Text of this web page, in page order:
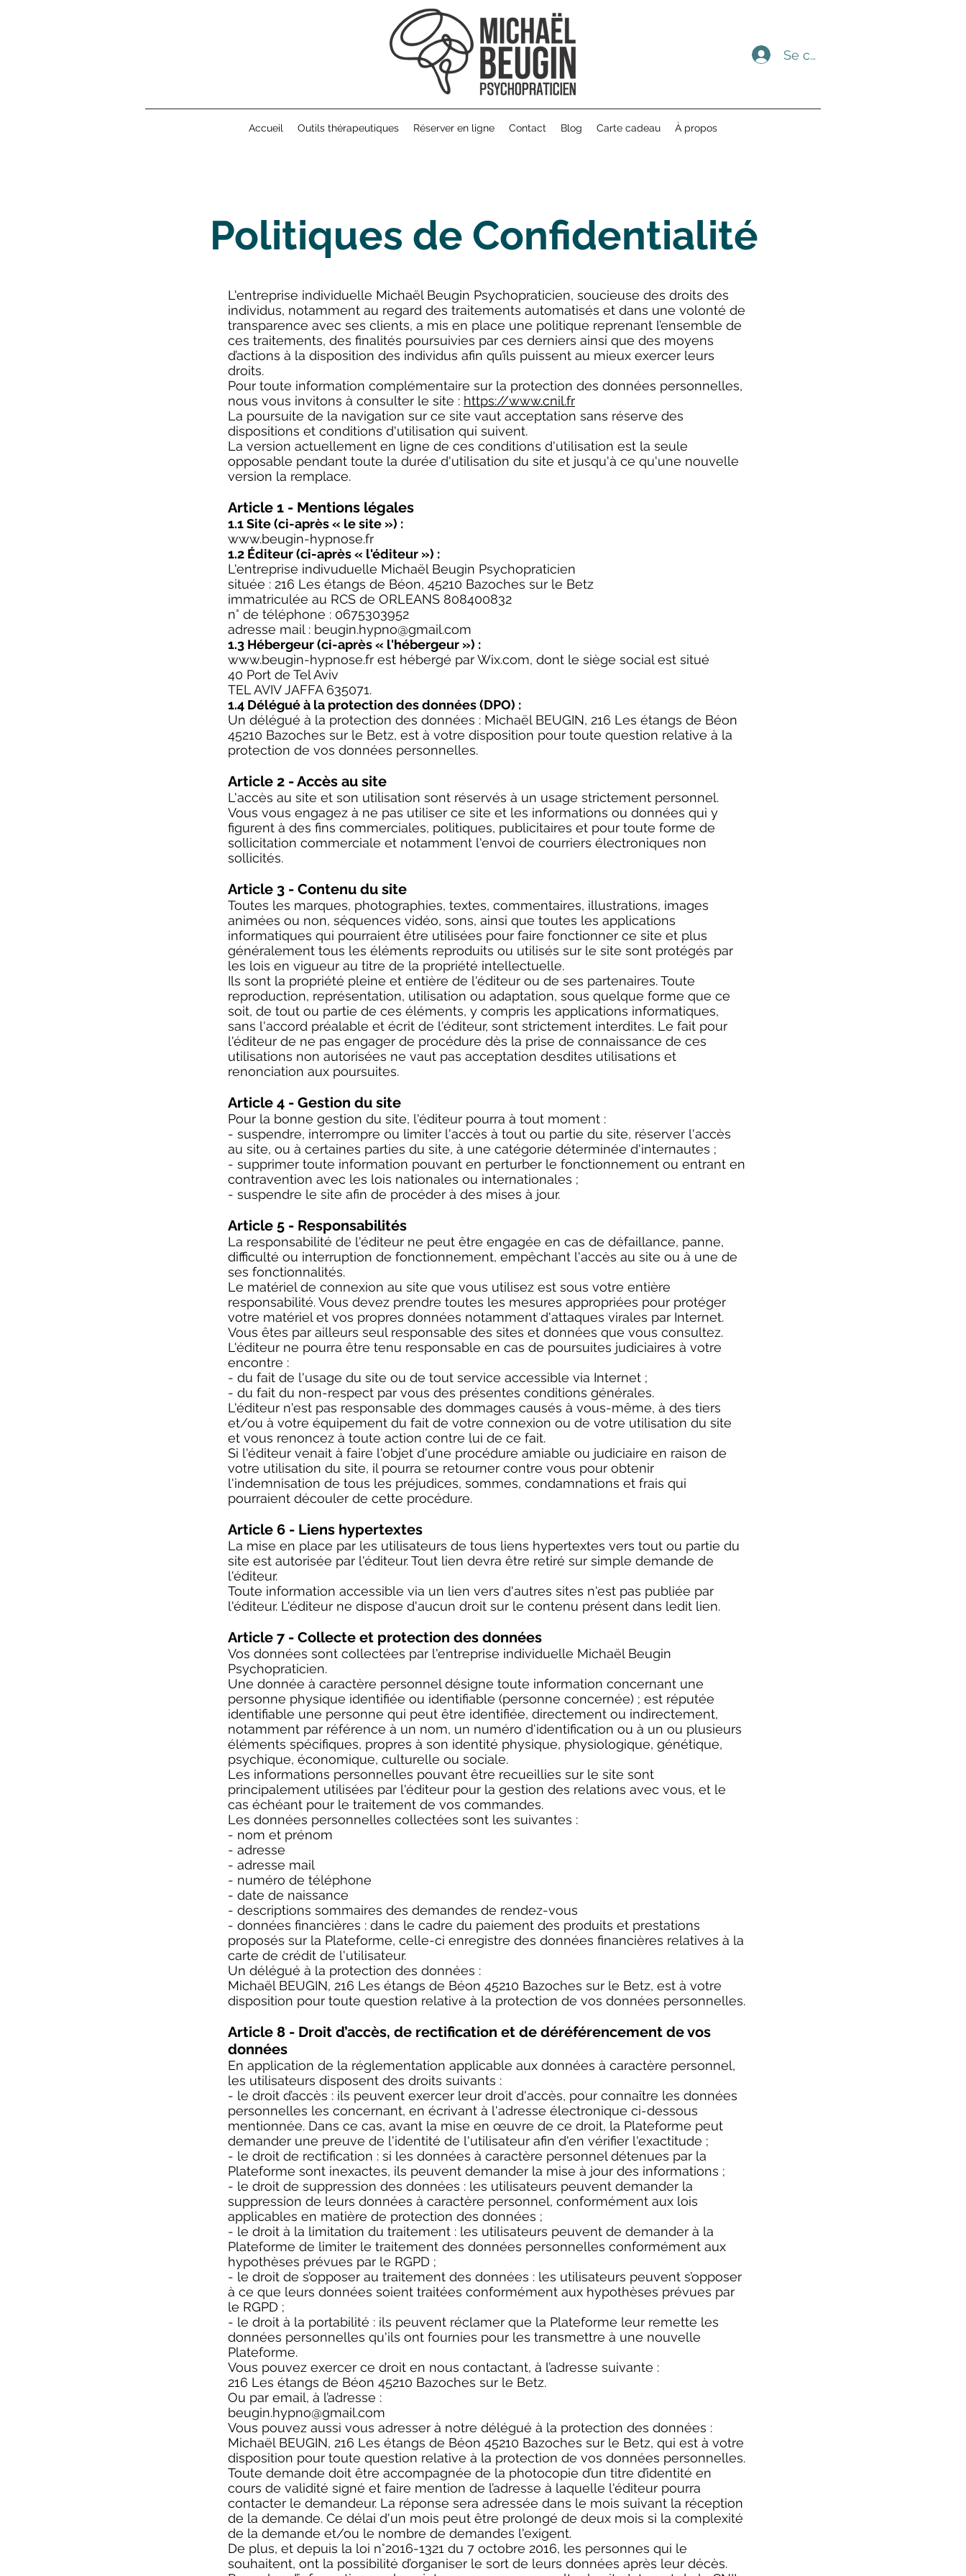
Se connecter
Accueil Outils thérapeutiques Réserver en ligne Contact Blog Carte cadeau À propos
Politiques de Confidentialité
L'entreprise individuelle Michaël Beugin Psychopraticien, soucieuse des droits des
individus, notamment au regard des traitements automatisés et dans une volonté de
transparence avec ses clients, a mis en place une politique reprenant l’ensemble de
ces traitements, des finalités poursuivies par ces derniers ainsi que des moyens
d’actions à la disposition des individus afin qu’ils puissent au mieux exercer leurs
droits.
Pour toute information complémentaire sur la protection des données personnelles,
nous vous invitons à consulter le site : https://www.cnil.fr
La poursuite de la navigation sur ce site vaut acceptation sans réserve des
dispositions et conditions d'utilisation qui suivent.
La version actuellement en ligne de ces conditions d'utilisation est la seule
opposable pendant toute la durée d'utilisation du site et jusqu'à ce qu'une nouvelle
version la remplace.
Article 1 - Mentions légales
1.1 Site (ci-après « le site ») :
www.beugin-hypnose.fr
1.2 Éditeur (ci-après « l'éditeur ») :
L'entreprise indivuduelle Michaël Beugin Psychopraticien
située : 216 Les étangs de Béon, 45210 Bazoches sur le Betz
immatriculée au RCS de ORLEANS 808400832
n° de téléphone : 0675303952
adresse mail : beugin.hypno@gmail.com
1.3 Hébergeur (ci-après « l'hébergeur ») :
www.beugin-hypnose.fr est hébergé par Wix.com, dont le siège social est situé
40 Port de Tel Aviv
TEL AVIV JAFFA 635071.
1.4 Délégué à la protection des données (DPO) :
Un délégué à la protection des données : Michaël BEUGIN, 216 Les étangs de Béon
45210 Bazoches sur le Betz, est à votre disposition pour toute question relative à la
protection de vos données personnelles.
Article 2 - Accès au site
L'accès au site et son utilisation sont réservés à un usage strictement personnel.
Vous vous engagez à ne pas utiliser ce site et les informations ou données qui y
figurent à des fins commerciales, politiques, publicitaires et pour toute forme de
sollicitation commerciale et notamment l'envoi de courriers électroniques non
sollicités.
Article 3 - Contenu du site
Toutes les marques, photographies, textes, commentaires, illustrations, images
animées ou non, séquences vidéo, sons, ainsi que toutes les applications
informatiques qui pourraient être utilisées pour faire fonctionner ce site et plus
généralement tous les éléments reproduits ou utilisés sur le site sont protégés par
les lois en vigueur au titre de la propriété intellectuelle.
Ils sont la propriété pleine et entière de l'éditeur ou de ses partenaires. Toute
reproduction, représentation, utilisation ou adaptation, sous quelque forme que ce
soit, de tout ou partie de ces éléments, y compris les applications informatiques,
sans l'accord préalable et écrit de l'éditeur, sont strictement interdites. Le fait pour
l'éditeur de ne pas engager de procédure dès la prise de connaissance de ces
utilisations non autorisées ne vaut pas acceptation desdites utilisations et
renonciation aux poursuites.
Article 4 - Gestion du site
Pour la bonne gestion du site, l'éditeur pourra à tout moment :
- suspendre, interrompre ou limiter l'accès à tout ou partie du site, réserver l'accès
au site, ou à certaines parties du site, à une catégorie déterminée d'internautes ;
- supprimer toute information pouvant en perturber le fonctionnement ou entrant en
contravention avec les lois nationales ou internationales ;
- suspendre le site afin de procéder à des mises à jour.
Article 5 - Responsabilités
La responsabilité de l'éditeur ne peut être engagée en cas de défaillance, panne,
difficulté ou interruption de fonctionnement, empêchant l'accès au site ou à une de
ses fonctionnalités.
Le matériel de connexion au site que vous utilisez est sous votre entière
responsabilité. Vous devez prendre toutes les mesures appropriées pour protéger
votre matériel et vos propres données notamment d'attaques virales par Internet.
Vous êtes par ailleurs seul responsable des sites et données que vous consultez.
L'éditeur ne pourra être tenu responsable en cas de poursuites judiciaires à votre
encontre :
- du fait de l'usage du site ou de tout service accessible via Internet ;
- du fait du non-respect par vous des présentes conditions générales.
L'éditeur n'est pas responsable des dommages causés à vous-même, à des tiers
et/ou à votre équipement du fait de votre connexion ou de votre utilisation du site
et vous renoncez à toute action contre lui de ce fait.
Si l'éditeur venait à faire l'objet d'une procédure amiable ou judiciaire en raison de
votre utilisation du site, il pourra se retourner contre vous pour obtenir
l'indemnisation de tous les préjudices, sommes, condamnations et frais qui
pourraient découler de cette procédure.
Article 6 - Liens hypertextes
La mise en place par les utilisateurs de tous liens hypertextes vers tout ou partie du
site est autorisée par l'éditeur. Tout lien devra être retiré sur simple demande de
l'éditeur.
Toute information accessible via un lien vers d'autres sites n'est pas publiée par
l'éditeur. L'éditeur ne dispose d'aucun droit sur le contenu présent dans ledit lien.
Article 7 - Collecte et protection des données
Vos données sont collectées par l'entreprise individuelle Michaël Beugin
Psychopraticien.
Une donnée à caractère personnel désigne toute information concernant une
personne physique identifiée ou identifiable (personne concernée) ; est réputée
identifiable une personne qui peut être identifiée, directement ou indirectement,
notamment par référence à un nom, un numéro d'identification ou à un ou plusieurs
éléments spécifiques, propres à son identité physique, physiologique, génétique,
psychique, économique, culturelle ou sociale.
Les informations personnelles pouvant être recueillies sur le site sont
principalement utilisées par l'éditeur pour la gestion des relations avec vous, et le
cas échéant pour le traitement de vos commandes.
Les données personnelles collectées sont les suivantes :
- nom et prénom
- adresse
- adresse mail
- numéro de téléphone
- date de naissance
- descriptions sommaires des demandes de rendez-vous
- données financières : dans le cadre du paiement des produits et prestations
proposés sur la Plateforme, celle-ci enregistre des données financières relatives à la
carte de crédit de l'utilisateur.
Un délégué à la protection des données :
Michaël BEUGIN, 216 Les étangs de Béon 45210 Bazoches sur le Betz, est à votre
disposition pour toute question relative à la protection de vos données personnelles.
Article 8 - Droit d’accès, de rectification et de déréférencement de vos
données
En application de la réglementation applicable aux données à caractère personnel,
les utilisateurs disposent des droits suivants :
- le droit d’accès : ils peuvent exercer leur droit d'accès, pour connaître les données
personnelles les concernant, en écrivant à l'adresse électronique ci-dessous
mentionnée. Dans ce cas, avant la mise en œuvre de ce droit, la Plateforme peut
demander une preuve de l'identité de l'utilisateur afin d'en vérifier l'exactitude ;
- le droit de rectification : si les données à caractère personnel détenues par la
Plateforme sont inexactes, ils peuvent demander la mise à jour des informations ;
- le droit de suppression des données : les utilisateurs peuvent demander la
suppression de leurs données à caractère personnel, conformément aux lois
applicables en matière de protection des données ;
- le droit à la limitation du traitement : les utilisateurs peuvent de demander à la
Plateforme de limiter le traitement des données personnelles conformément aux
hypothèses prévues par le RGPD ;
- le droit de s’opposer au traitement des données : les utilisateurs peuvent s’opposer
à ce que leurs données soient traitées conformément aux hypothèses prévues par
le RGPD ;
- le droit à la portabilité : ils peuvent réclamer que la Plateforme leur remette les
données personnelles qu'ils ont fournies pour les transmettre à une nouvelle
Plateforme.
Vous pouvez exercer ce droit en nous contactant, à l’adresse suivante :
216 Les étangs de Béon 45210 Bazoches sur le Betz.
Ou par email, à l’adresse :
beugin.hypno@gmail.com
Vous pouvez aussi vous adresser à notre délégué à la protection des données :
Michaël BEUGIN, 216 Les étangs de Béon 45210 Bazoches sur le Betz, qui est à votre
disposition pour toute question relative à la protection de vos données personnelles.
Toute demande doit être accompagnée de la photocopie d’un titre d’identité en
cours de validité signé et faire mention de l’adresse à laquelle l'éditeur pourra
contacter le demandeur. La réponse sera adressée dans le mois suivant la réception
de la demande. Ce délai d'un mois peut être prolongé de deux mois si la complexité
de la demande et/ou le nombre de demandes l'exigent.
De plus, et depuis la loi n°2016-1321 du 7 octobre 2016, les personnes qui le
souhaitent, ont la possibilité d’organiser le sort de leurs données après leur décès.